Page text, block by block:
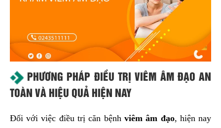
PHƯƠNG PHÁP ĐIỀU TRỊ VIÊM ÂM ĐẠO AN
TOÀN VÀ HIỆU QUẢ HIỆN NAY
Đối với việc điều trị căn bệnhviêm âm đạo, hiện nay